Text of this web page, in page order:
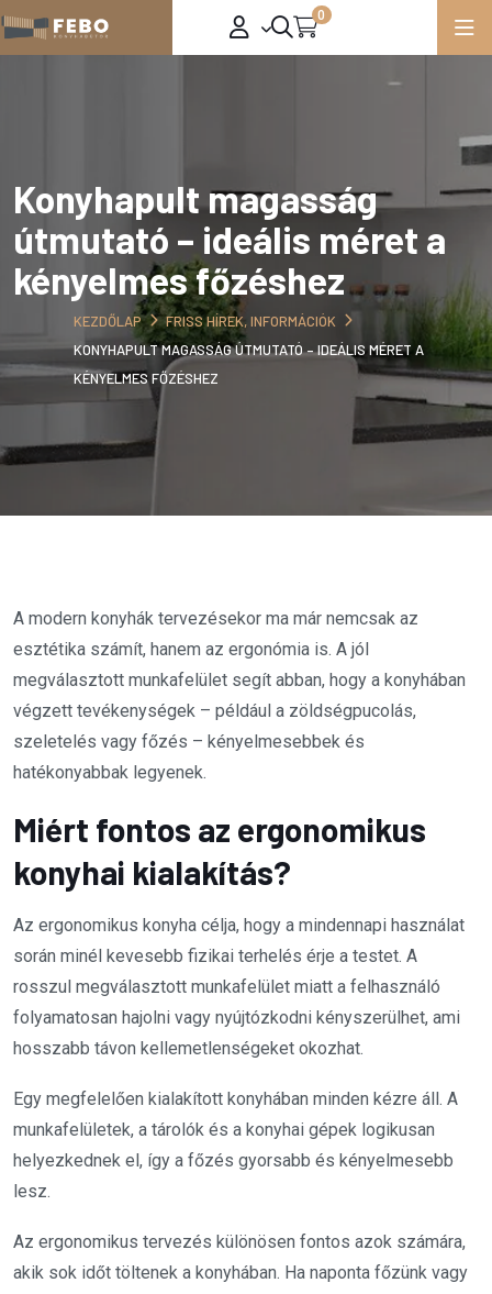
0
Konyhapult magasság
útmutató – ideális méret a
kényelmes főzéshez
KEZDŐLAP
FRISS HÍREK, INFORMÁCIÓK
KONYHAPULT MAGASSÁG ÚTMUTATÓ – IDEÁLIS MÉRET A
KÉNYELMES FŐZÉSHEZ
A modern konyhák tervezésekor ma már nemcsak az
esztétika számít, hanem az ergonómia is. A jól
megválasztott munkafelület segít abban, hogy a konyhában
végzett tevékenységek – például a zöldségpucolás,
szeletelés vagy főzés – kényelmesebbek és
hatékonyabbak legyenek.
Miért fontos az ergonomikus
konyhai kialakítás?
Az ergonomikus konyha célja, hogy a mindennapi használat
során minél kevesebb fizikai terhelés érje a testet. A
rosszul megválasztott munkafelület miatt a felhasználó
folyamatosan hajolni vagy nyújtózkodni kényszerülhet, ami
hosszabb távon kellemetlenségeket okozhat.
Egy megfelelően kialakított konyhában minden kézre áll. A
munkafelületek, a tárolók és a konyhai gépek logikusan
helyezkednek el, így a főzés gyorsabb és kényelmesebb
lesz.
Az ergonomikus tervezés különösen fontos azok számára,
akik sok időt töltenek a konyhában. Ha naponta főzünk vagy